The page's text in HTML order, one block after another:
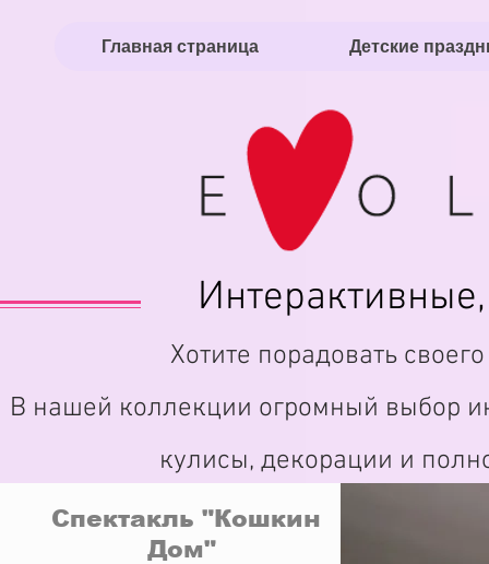
Главная страница Детские
Хотите порадовать
В нашей коллекции огромный выбор
кулисы, декорации и
Спектакль "Кошкин
Дом"